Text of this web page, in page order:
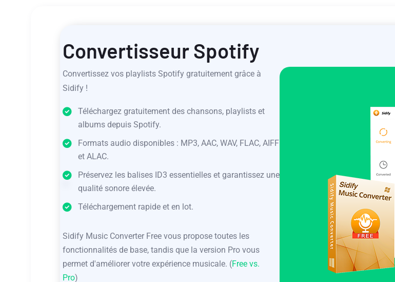
Convertisseur Spotify
Convertissez vos playlists Spotify gratuitement grâce à
Sidify !
Téléchargez gratuitement des chansons, playlists et
albums depuis Spotify.
Formats audio disponibles : MP3, AAC, WAV, FLAC, AIFF
et ALAC.
Préservez les balises ID3 essentielles et garantissez une
qualité sonore élevée.
Téléchargement rapide et en lot.
Sidify Music Converter Free vous propose toutes les
fonctionnalités de base, tandis que la version Pro vous
permet d'améliorer votre expérience musicale. (Free vs.
Pro)